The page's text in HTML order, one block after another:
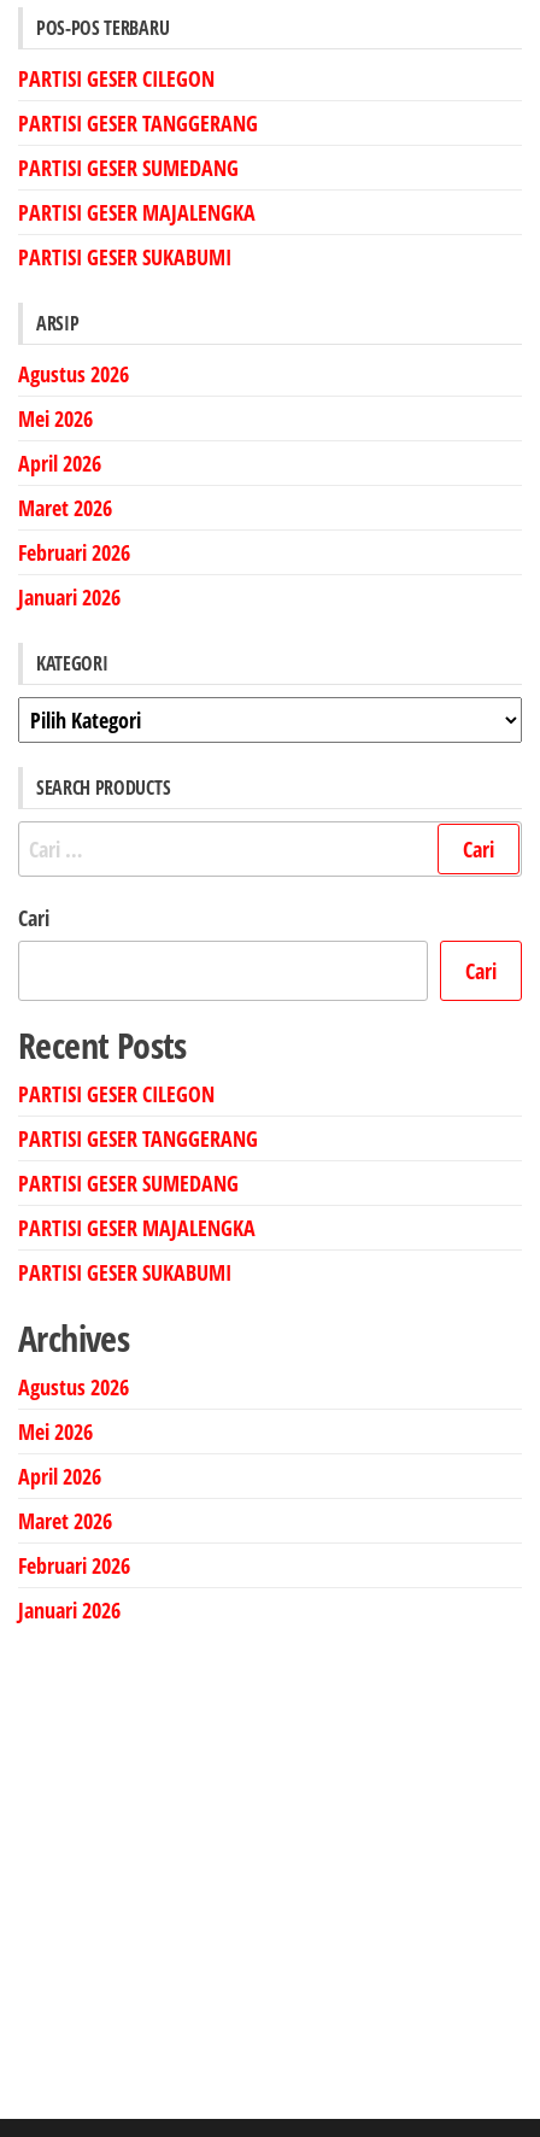
POS-POS TERBARU
PARTISI GESER CILEGON
PARTISI GESER TANGGERANG
PARTISI GESER SUMEDANG
PARTISI GESER MAJALENGKA
PARTISI GESER SUKABUMI
ARSIP
Agustus 2026
Mei 2026
April 2026
Maret 2026
Februari 2026
Januari 2026
KATEGORI
Kategori
SEARCH PRODUCTS
Cari
untuk:
Cari
Cari
Recent Posts
PARTISI GESER CILEGON
PARTISI GESER TANGGERANG
PARTISI GESER SUMEDANG
PARTISI GESER MAJALENGKA
PARTISI GESER SUKABUMI
Archives
Agustus 2026
Mei 2026
April 2026
Maret 2026
Februari 2026
Januari 2026